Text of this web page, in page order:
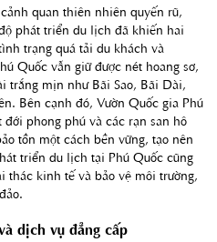
quan thiên nhiên quyến rũ,
phát triển du lịch đã khiến hai
trạng quá tải du khách và
Quốc vẫn giữ được nét hoang sơ,
trắng mịn như Bãi Sao, Bãi Dài,
Bên cạnh đó, Vườn Quốc gia Phú
phong phú và các rạn san hô
tồn một cách bền vững, tạo nên
triển du lịch tại Phú Quốc cũng
thác kinh tế và bảo vệ môi trường,
dịch vụ đẳng cấp